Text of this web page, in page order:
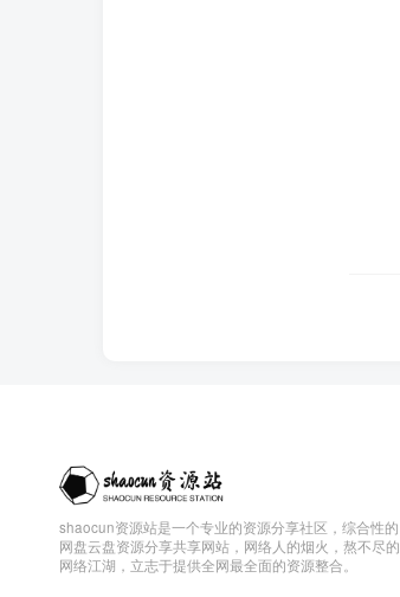
shaocun资源站是一个专业的资源分享社区，综合性的
网盘云盘资源分享共享网站，网络人的烟火，熬不尽的
网络江湖，立志于提供全网最全面的资源整合。